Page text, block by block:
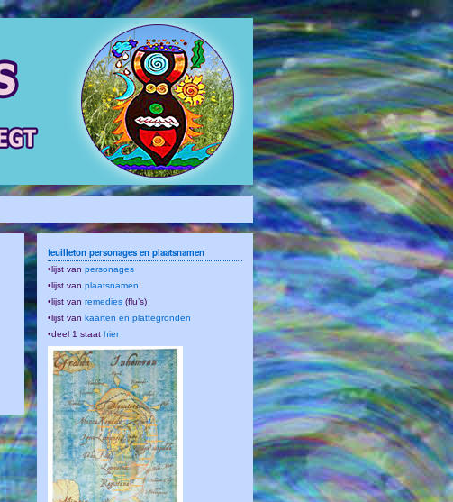
feuilleton personages en plaatsnamen
•lijst van personages
•lijst van plaatsnamen
•lijst van remedies (flu’s)
•lijst van kaarten en plattegronden
•deel 1 staat hier